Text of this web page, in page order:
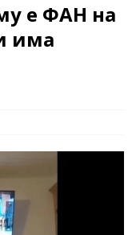
е ФАН на
има